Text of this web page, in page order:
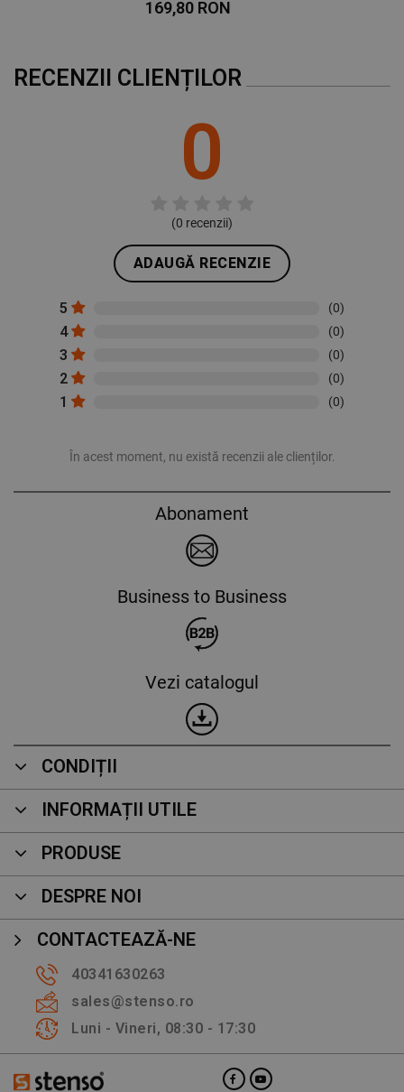
169,80 RON
RECENZII CLIENȚILOR
0
(0 recenzii)
ADAUGĂ RECENZIE
5 (0)
4 (0)
3 (0)
2 (0)
1 (0)
În acest moment, nu există recenzii ale clienților.
Abonament
Business to Business
Vezi catalogul
CONDIȚII
INFORMAȚII UTILE
PRODUSE
DESPRE NOI
CONTACTEAZĂ-NE
40341630263
sales@stenso.ro
Luni - Vineri, 08:30 - 17:30